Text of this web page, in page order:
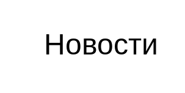
Новости